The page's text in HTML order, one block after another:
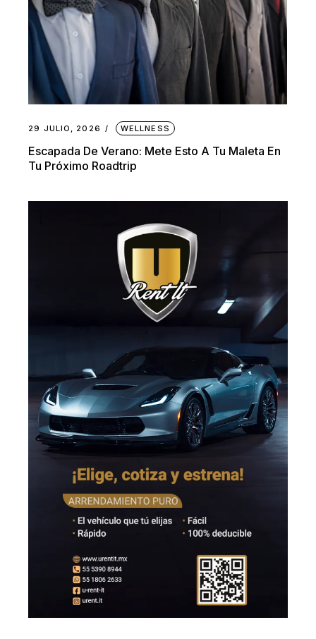
29 JULIO, 2026 WELLNESS
Escapada De Verano: Mete Esto A Tu Maleta En
Tu Próximo Roadtrip